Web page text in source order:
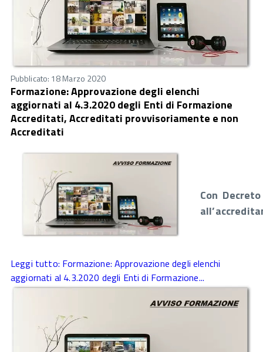
Pubblicato: 18 Marzo 2020
Formazione: Approvazione degli elenchi
aggiornati al 4.3.2020 degli Enti di Formazione
Accreditati, Accreditati provvisoriamente e non
Accreditati
Con
Leggi tutto: Formazione: Approvazione degli elenchi
aggiornati al 4.3.2020 degli Enti di Formazione...